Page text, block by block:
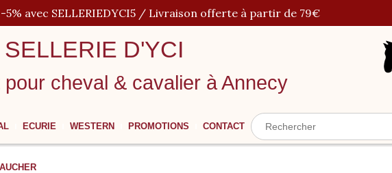
5% avec SELLERIEDYCI5 / Livraison offerte à partir de 79€
SELLERIE D'YCI
pour cheval & cavalier à Annecy
ECURIE WESTERN PROMOTIONS CONTACT